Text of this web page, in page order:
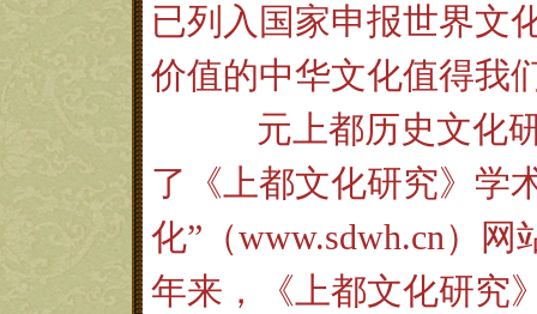
已列入国家申报世界文
价值的中华文化值得我
元上都历史文化
了《上都文化研究》学
化”（www.sdwh.cn）网
年来，《上都文化研究